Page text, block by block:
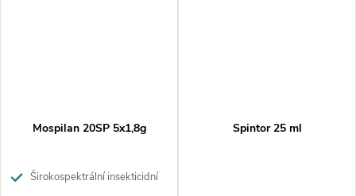
Mospilan 20SP 5x1,8g
Širokospektrální insekticidní
Spintor 25 ml